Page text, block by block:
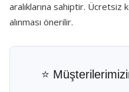
aralıklarına sahiptir.
alınması önerilir.
⭐